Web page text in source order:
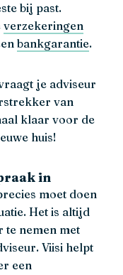
bij past.
verzekeringen
bankgarantie.
je adviseur
van
klaar voor de
huis!
in
moet doen
Het is altijd
te nemen met
Viisi helpt
een